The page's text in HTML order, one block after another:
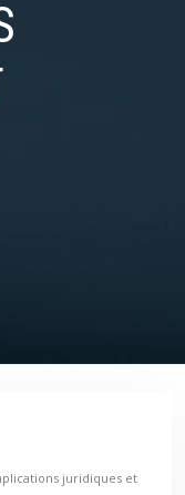
juridiques et